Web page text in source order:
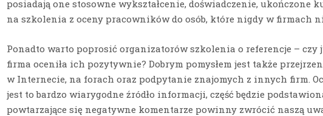
posiadają one stosowne wykształcenie, doświadczenie, ukończone
na szkolenia z oceny pracowników do osób, które nigdy w firmach
Ponadto warto poprosić organizatorów szkolenia o referencje – czy
firma oceniła ich pozytywnie? Dobrym pomysłem jest także
w Internecie, na forach oraz podpytanie znajomych z innych firm.
jest to bardzo wiarygodne źródło informacji, część będzie
powtarzające się negatywne komentarze powinny zwrócić naszą